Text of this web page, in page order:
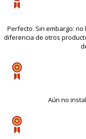
Perfecto. Sin embargo:
diferencia de otros
Aún no